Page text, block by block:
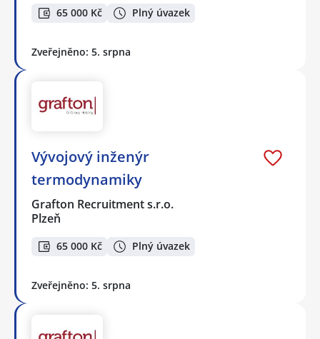
65 000 Kč Plný úvazek
Zveřejněno: 5. srpna
Vývojový inženýr
termodynamiky
Grafton Recruitment s.r.o.
Plzeň
65 000 Kč Plný úvazek
Zveřejněno: 5. srpna